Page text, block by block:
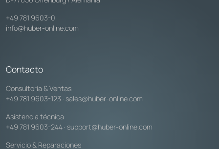
+49 781 9603-0
info@huber-online.com
Contacto
Consultoría & Ventas
+49 781 9603-123 · sales@huber-online.com
Asistencia técnica
+49 781 9603-244 · support@huber-online.com
Servicio & Reparaciones